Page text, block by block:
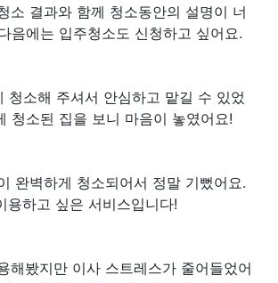
소 결과와 함께 청소동안의 설명이 너
음에는 입주청소도 신청하고 싶어요.
청소해 주셔서 안심하고 맡길 수 있었
청소된 집을 보니 마음이 놓였어요!
완벽하게 청소되어서 정말 기뻤어요.
용하고 싶은 서비스입니다!
해봤지만 이사 스트레스가 줄어들었어